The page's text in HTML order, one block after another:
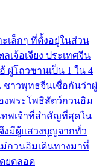
ะเล็กๆ ที่ตั้งอยู่ในส่วน
จ้อเจียง ประเทศจีน
ผู่โถวซานเป็น 1 ใน 4
าวพุทธจีนเชื่อกันว่าผู่
งพระโพธิสัตว์กวนอิม
ทพเจ้าที่สำคัญที่สุดใน
มีผู้แสวงบุญจากทั่ว
กวนอิมเดินทางมาที่
ยตลอด